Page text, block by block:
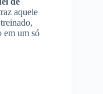
aquele
em um só